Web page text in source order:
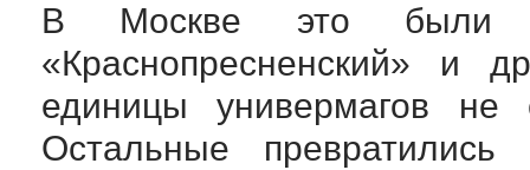
В Москве это были
«Краснопресненский» и
единицы универмагов
Остальные